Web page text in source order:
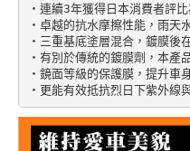
‧連續3年獲得日本消費者評
‧卓越的抗水摩擦性能，雨天
‧三重基底塗層混合，鍍膜後
‧有別於傳統的鍍膜劑，本產
‧鏡面等級的保護膜，提升車
‧更能有效抵抗烈日下紫外線